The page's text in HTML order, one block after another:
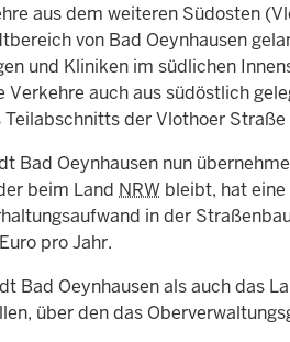
aus dem weiteren Südosten
von Bad Oeynhausen
und Kliniken im südlichen
Verkehre auch aus südöstlich
der Vlothoer
Bad Oeynhausen nun
beim Land NRW bleibt, hat
in der
pro Jahr.
Bad Oeynhausen als auch das
über den das